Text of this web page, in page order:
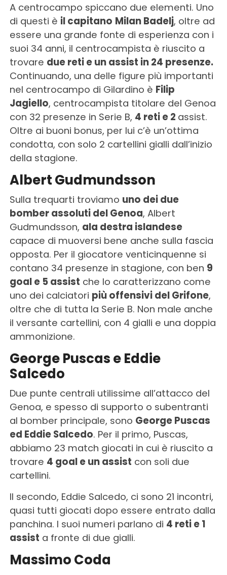
A centrocampo spiccano due elementi. Uno
di questi è il capitano Milan Badelj, oltre ad
essere una grande fonte di esperienza con i
suoi 34 anni, il centrocampista è riuscito a
trovare due reti e un assist in 24 presenze.
Continuando, una delle figure più importanti
nel centrocampo di Gilardino è Filip
Jagiello, centrocampista titolare del Genoa
con 32 presenze in Serie B, 4 reti e 2 assist.
Oltre ai buoni bonus, per lui c’è un’ottima
condotta, con solo 2 cartellini gialli dall’inizio
della stagione.
Albert Gudmundsson
Sulla trequarti troviamo uno dei due
bomber assoluti del Genoa, Albert
Gudmundsson, ala destra islandese
capace di muoversi bene anche sulla fascia
opposta. Per il giocatore venticinquenne si
contano 34 presenze in stagione, con ben 9
goal e 5 assist che lo caratterizzano come
uno dei calciatori più offensivi del Grifone,
oltre che di tutta la Serie B. Non male anche
il versante cartellini, con 4 gialli e una doppia
ammonizione.
George Puscas e Eddie
Salcedo
Due punte centrali utilissime all’attacco del
Genoa, e spesso di supporto o subentranti
al bomber principale, sono George Puscas
ed Eddie Salcedo. Per il primo, Puscas,
abbiamo 23 match giocati in cui è riuscito a
trovare 4 goal e un assist con soli due
cartellini.
Il secondo, Eddie Salcedo, ci sono 21 incontri,
quasi tutti giocati dopo essere entrato dalla
panchina. I suoi numeri parlano di 4 reti e 1
assist a fronte di due gialli.
Massimo Coda